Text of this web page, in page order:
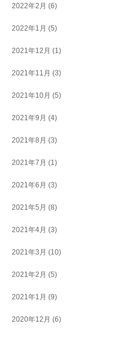
2022年2月 (6)
2022年1月 (5)
2021年12月 (1)
2021年11月 (3)
2021年10月 (5)
2021年9月 (4)
2021年8月 (3)
2021年7月 (1)
2021年6月 (3)
2021年5月 (8)
2021年4月 (3)
2021年3月 (10)
2021年2月 (5)
2021年1月 (9)
2020年12月 (6)